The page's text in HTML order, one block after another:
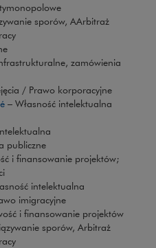
sporów, AArbitraż
otwarty w nowym oknie
zamówienia
/ Prawo korporacyjne
– Własność intelektualna
publiczne
i finansowanie projektów;
intelektualna
imigracyjne
zostanie otwarty w nowym oknie
i finansowanie projektów
sporów, Arbitraż